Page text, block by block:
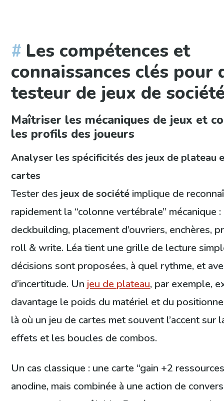
Les compétences et
connaissances clés pour
testeur de jeux de
Maîtriser les mécaniques de jeux et
les profils des joueurs
Analyser les spécificités des jeux de plateau
cartes
Tester des jeux de société implique de
rapidement la “colonne vertébrale” mécanique
deckbuilding, placement d’ouvriers, enchères,
roll & write. Léa tient une grille de lecture
décisions sont proposées, à quel rythme, et
d’incertitude. Un jeu de plateau, par exemple,
davantage le poids du matériel et du
là où un jeu de cartes met souvent l’accent sur
effets et les boucles de combos.
Un cas classique : une carte “gain +2
anodine, mais combinée à une action de